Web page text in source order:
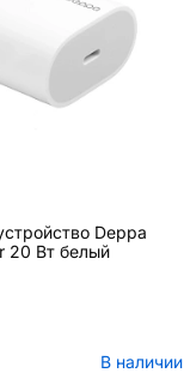
Deppa
20 Вт белый
В наличии